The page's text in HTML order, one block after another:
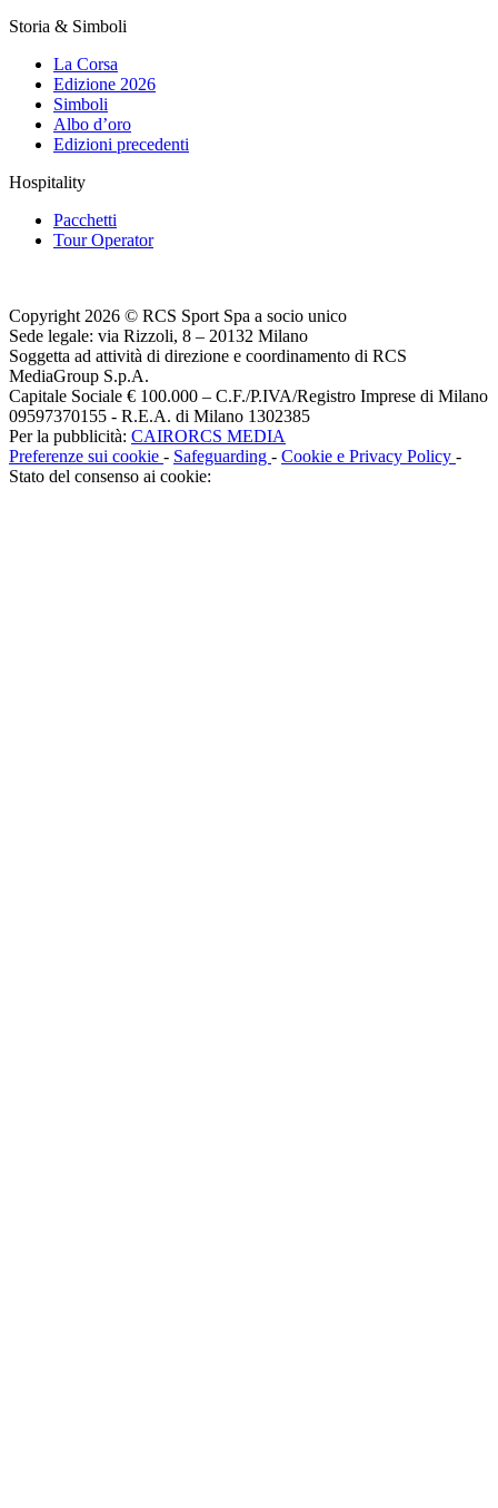
Storia & Simboli
La Corsa
Edizione 2026
Simboli
Albo d’oro
Edizioni precedenti
Hospitality
Pacchetti
Tour Operator
Copyright 2026 © RCS Sport Spa a socio unico
Sede legale: via Rizzoli, 8 – 20132 Milano
Soggetta ad attività di direzione e coordinamento di RCS
MediaGroup S.p.A.
Capitale Sociale € 100.000 – C.F./P.IVA/Registro Imprese di Milano
09597370155 - R.E.A. di Milano 1302385
Per la pubblicità: CAIRORCS MEDIA
Preferenze sui cookie - Safeguarding - Cookie e Privacy Policy -
Stato del consenso ai cookie: